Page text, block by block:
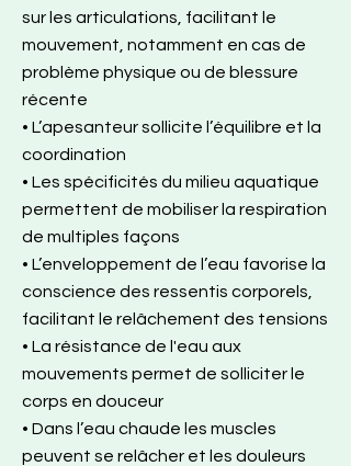
sur les articulations, facilitant le
mouvement, notamment en cas de
problème physique ou de blessure
récente
• L’apesanteur sollicite l’équilibre et la
coordination
• Les spécificités du milieu aquatique
permettent de mobiliser la respiration
de multiples façons
• L’enveloppement de l’eau favorise la
conscience des ressentis corporels,
facilitant le relâchement des tensions
• La résistance de l'eau aux
mouvements permet de solliciter le
corps en douceur
• Dans l’eau chaude les muscles
peuvent se relâcher et les douleurs